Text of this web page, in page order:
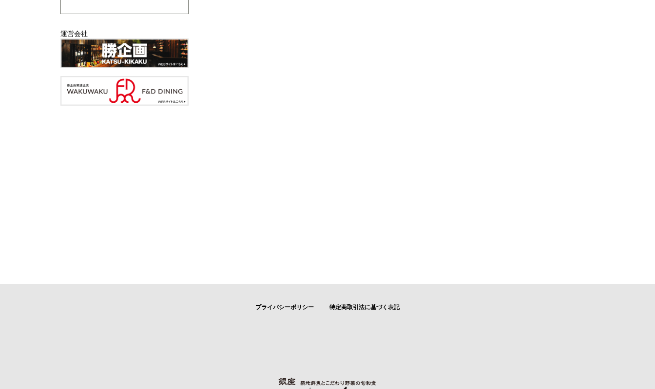
運営会社
プライバシーポリシー 特定商取引法に基づく表記